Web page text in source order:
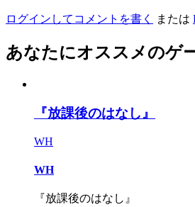
ログインしてコメントを書く または
あなたにオススメのゲ
『放課後のはなし』
WH
WH
『放課後のはなし』